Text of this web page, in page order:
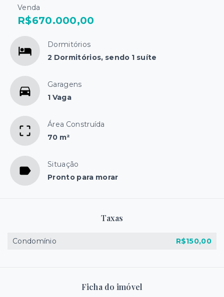
Venda
R$670.000,00
Dormitórios
2 Dormitórios, sendo 1 suíte
Garagens
1 Vaga
Área Construída
70 m²
Situação
Pronto para morar
Taxas
Condomínio R$150,00
Ficha do imóvel